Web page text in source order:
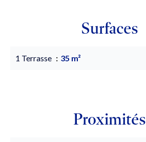
Surfaces
1 Terrasse 35 m²
Proximités